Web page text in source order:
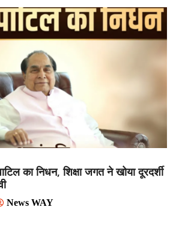
का निधन, शिक्षा जगत ने खोया दूरदर्शी
News WAY